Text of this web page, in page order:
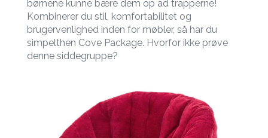
børnene kunne bære dem op ad trapperne!
Kombinerer du stil, komfortabilitet og
brugervenlighed inden for møbler, så har du
simpelthen Cove Package. Hvorfor ikke prøve
denne siddegruppe?